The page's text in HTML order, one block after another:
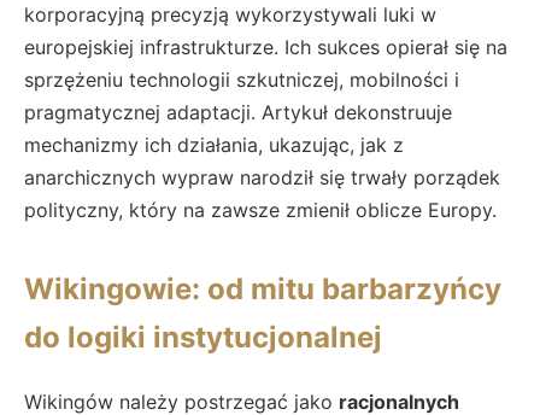
korporacyjną precyzją wykorzystywali luki w
europejskiej infrastrukturze. Ich sukces opierał się na
sprzężeniu technologii szkutniczej, mobilności i
pragmatycznej adaptacji. Artykuł dekonstruuje
mechanizmy ich działania, ukazując, jak z
anarchicznych wypraw narodził się trwały porządek
polityczny, który na zawsze zmienił oblicze Europy.
Wikingowie: od mitu barbarzyńcy
do logiki instytucjonalnej
Wikingów należy postrzegać jako racjonalnych